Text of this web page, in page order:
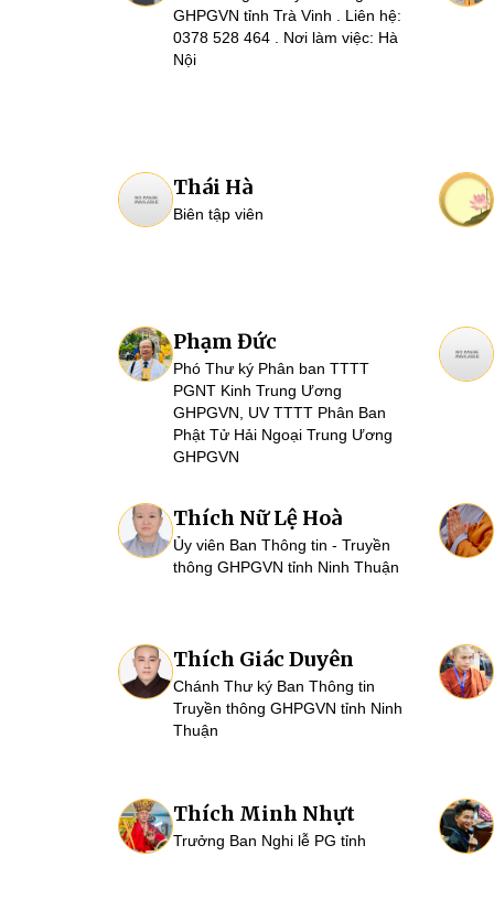
GHPGVN tỉnh Trà Vinh . Liên hệ:
0378 528 464 . Nơi làm việc: Hà
Nội
Thái Hà
Biên tập viên
Phạm Đức
Phó Thư ký Phân ban TTTT
PGNT Kinh Trung Ương
GHPGVN, UV TTTT Phân Ban
Phật Tử Hải Ngoại Trung Ương
GHPGVN
Thích Nữ Lệ Hoà
Ủy viên Ban Thông tin - Truyền
thông GHPGVN tỉnh Ninh Thuận
Thích Giác Duyên
Chánh Thư ký Ban Thông tin
Truyền thông GHPGVN tỉnh Ninh
Thuận
Thích Minh Nhựt
Trưởng Ban Nghi lễ PG tỉnh